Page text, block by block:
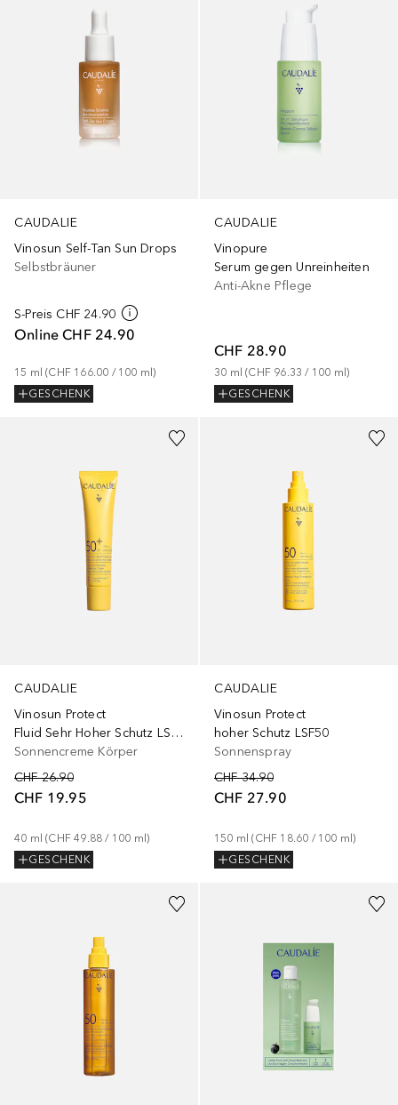
CAUDALIE
Vinosun Self-Tan Sun Drops
Selbstbräuner
S-Preis CHF 24.90
Online CHF 24.90
15 ml (CHF 166.00 / 100 ml)
GESCHENK
CAUDALIE
Vinopure
Serum gegen Unreinheiten
Anti-Akne Pflege
CHF 28.90
30 ml (CHF 96.33 / 100 ml)
GESCHENK
CAUDALIE
Vinosun Protect
Fluid Sehr Hoher Schutz LSF50+
Sonnencreme Körper
CHF 26.90
CHF 19.95
40 ml (CHF 49.88 / 100 ml)
GESCHENK
CAUDALIE
Vinosun Protect
hoher Schutz LSF50
Sonnenspray
CHF 34.90
CHF 27.90
150 ml (CHF 18.60 / 100 ml)
GESCHENK